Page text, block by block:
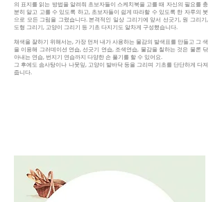
의 표지를 읽는 방법을 알려줘 초보자들이 스케치북을 고를 때 자신의 필요를 충
분히 알고 고를 수 있도록 하고, 초보자들이 쉽게 따라할 수 있도록 한 자루의 붓
으로 모든 그림을 그렸습니다. 본격적인 일상 그리기에 앞서 선긋기, 원 그리기,
도형 그리기, 고양이 그리기 등 기초 다지기도 알차게 구성했습니다.
채색을 잘하기 위해서는, 가장 먼저 내가 사용하는 물감의 발색표를 만들고 그 색
을 이용해 그러데이션 연습, 선긋기 연습, 조색연습, 물감을 칠하는 것은 물론 닦
아내는 연습, 번지기 연습까지 다양한 손 풀기를 할 수 있어요.
그 후에도 솜사탕이나 나뭇잎, 고양이 발바닥 등을 그리며 기초를 단단하게 다져
줍니다.